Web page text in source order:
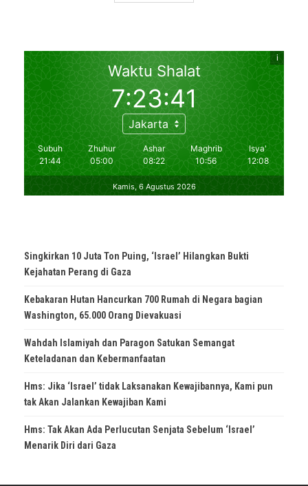
Singkirkan 10 Juta Ton Puing, ‘Israel’ Hilangkan Bukti
Kejahatan Perang di Gaza
Kebakaran Hutan Hancurkan 700 Rumah di Negara bagian
Washington, 65.000 Orang Dievakuasi
Wahdah Islamiyah dan Paragon Satukan Semangat
Keteladanan dan Kebermanfaatan
Hms: Jika ‘Israel’ tidak Laksanakan Kewajibannya, Kami pun
tak Akan Jalankan Kewajiban Kami
Hms: Tak Akan Ada Perlucutan Senjata Sebelum ‘Israel’
Menarik Diri dari Gaza